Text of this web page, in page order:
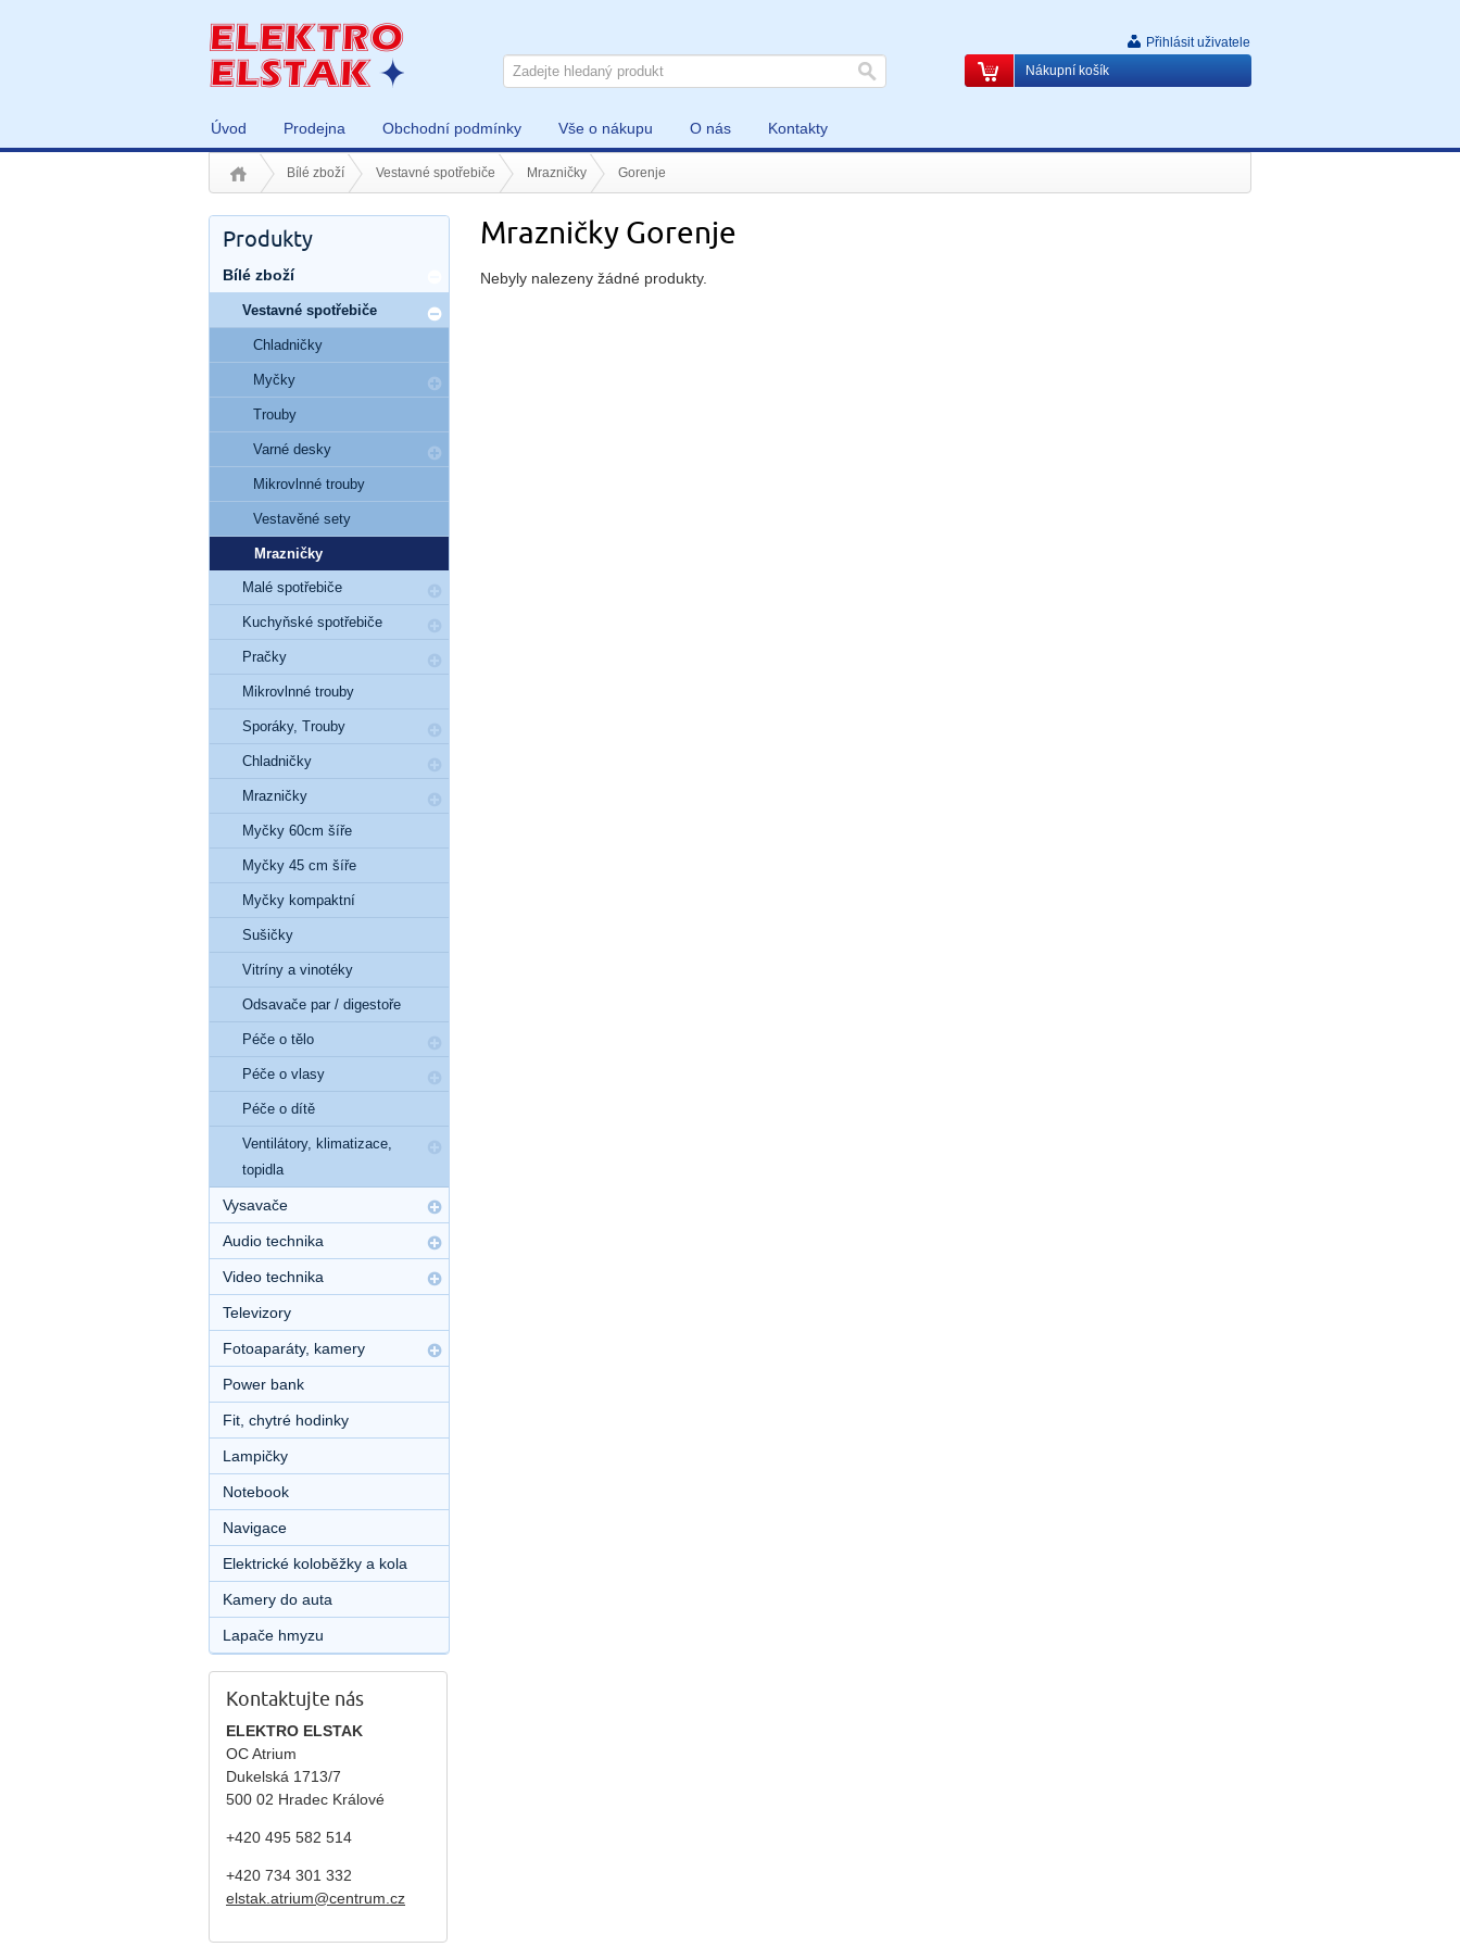
Úvod Prodejna Obchodní podmínky Vše o nákupu O nás Kontakty
Přihlásit uživatele
Nákupní košík
Bílé zboží Vestavné spotřebiče Mrazničky Gorenje
Mrazničky Gorenje
Nebyly nalezeny žádné produkty.
Produkty
Bílé zboží
Vestavné spotřebiče
Chladničky
Myčky
Trouby
Varné desky
Mikrovlnné trouby
Vestavěné sety
Mrazničky
Malé spotřebiče
Kuchyňské spotřebiče
Pračky
Mikrovlnné trouby
Sporáky, Trouby
Chladničky
Mrazničky
Myčky 60cm šíře
Myčky 45 cm šíře
Myčky kompaktní
Sušičky
Vitríny a vinotéky
Odsavače par / digestoře
Péče o tělo
Péče o vlasy
Péče o dítě
Ventilátory, klimatizace,
topidla
Vysavače
Audio technika
Video technika
Televizory
Fotoaparáty, kamery
Power bank
Fit, chytré hodinky
Lampičky
Notebook
Navigace
Elektrické koloběžky a kola
Kamery do auta
Lapače hmyzu
Kontaktujte nás
ELEKTRO ELSTAK
OC Atrium
Dukelská 1713/7
500 02 Hradec Králové
+420 495 582 514
+420 734 301 332
elstak.atrium@centrum.cz